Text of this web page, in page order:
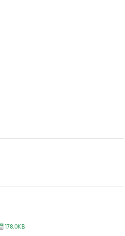
178.0KB